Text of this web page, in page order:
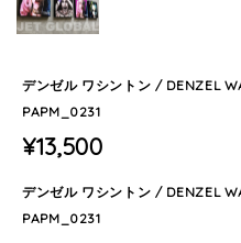
デンゼル ワシントン / DENZEL
PAPM_0231
¥13,500
デンゼル ワシントン / DENZEL
PAPM_0231